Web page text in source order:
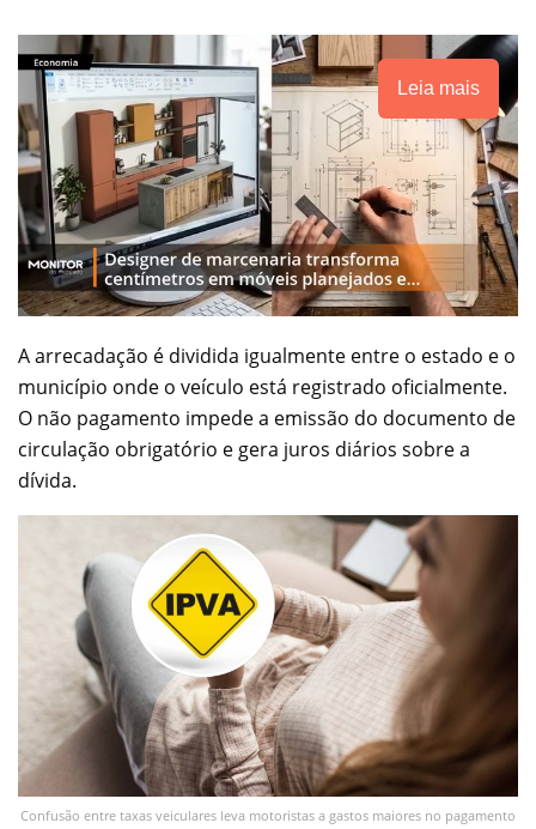
Leia mais
A arrecadação é dividida igualmente entre o estado e o
município onde o veículo está registrado oficialmente.
O não pagamento impede a emissão do documento de
circulação obrigatório e gera juros diários sobre a
dívida.
Confusão entre taxas veiculares leva motoristas a gastos maiores no pagamento